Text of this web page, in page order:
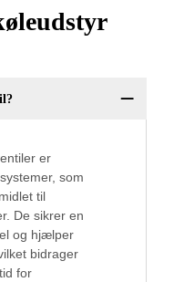
er
som
til
De sikrer en
og hjælper
bidrager
for